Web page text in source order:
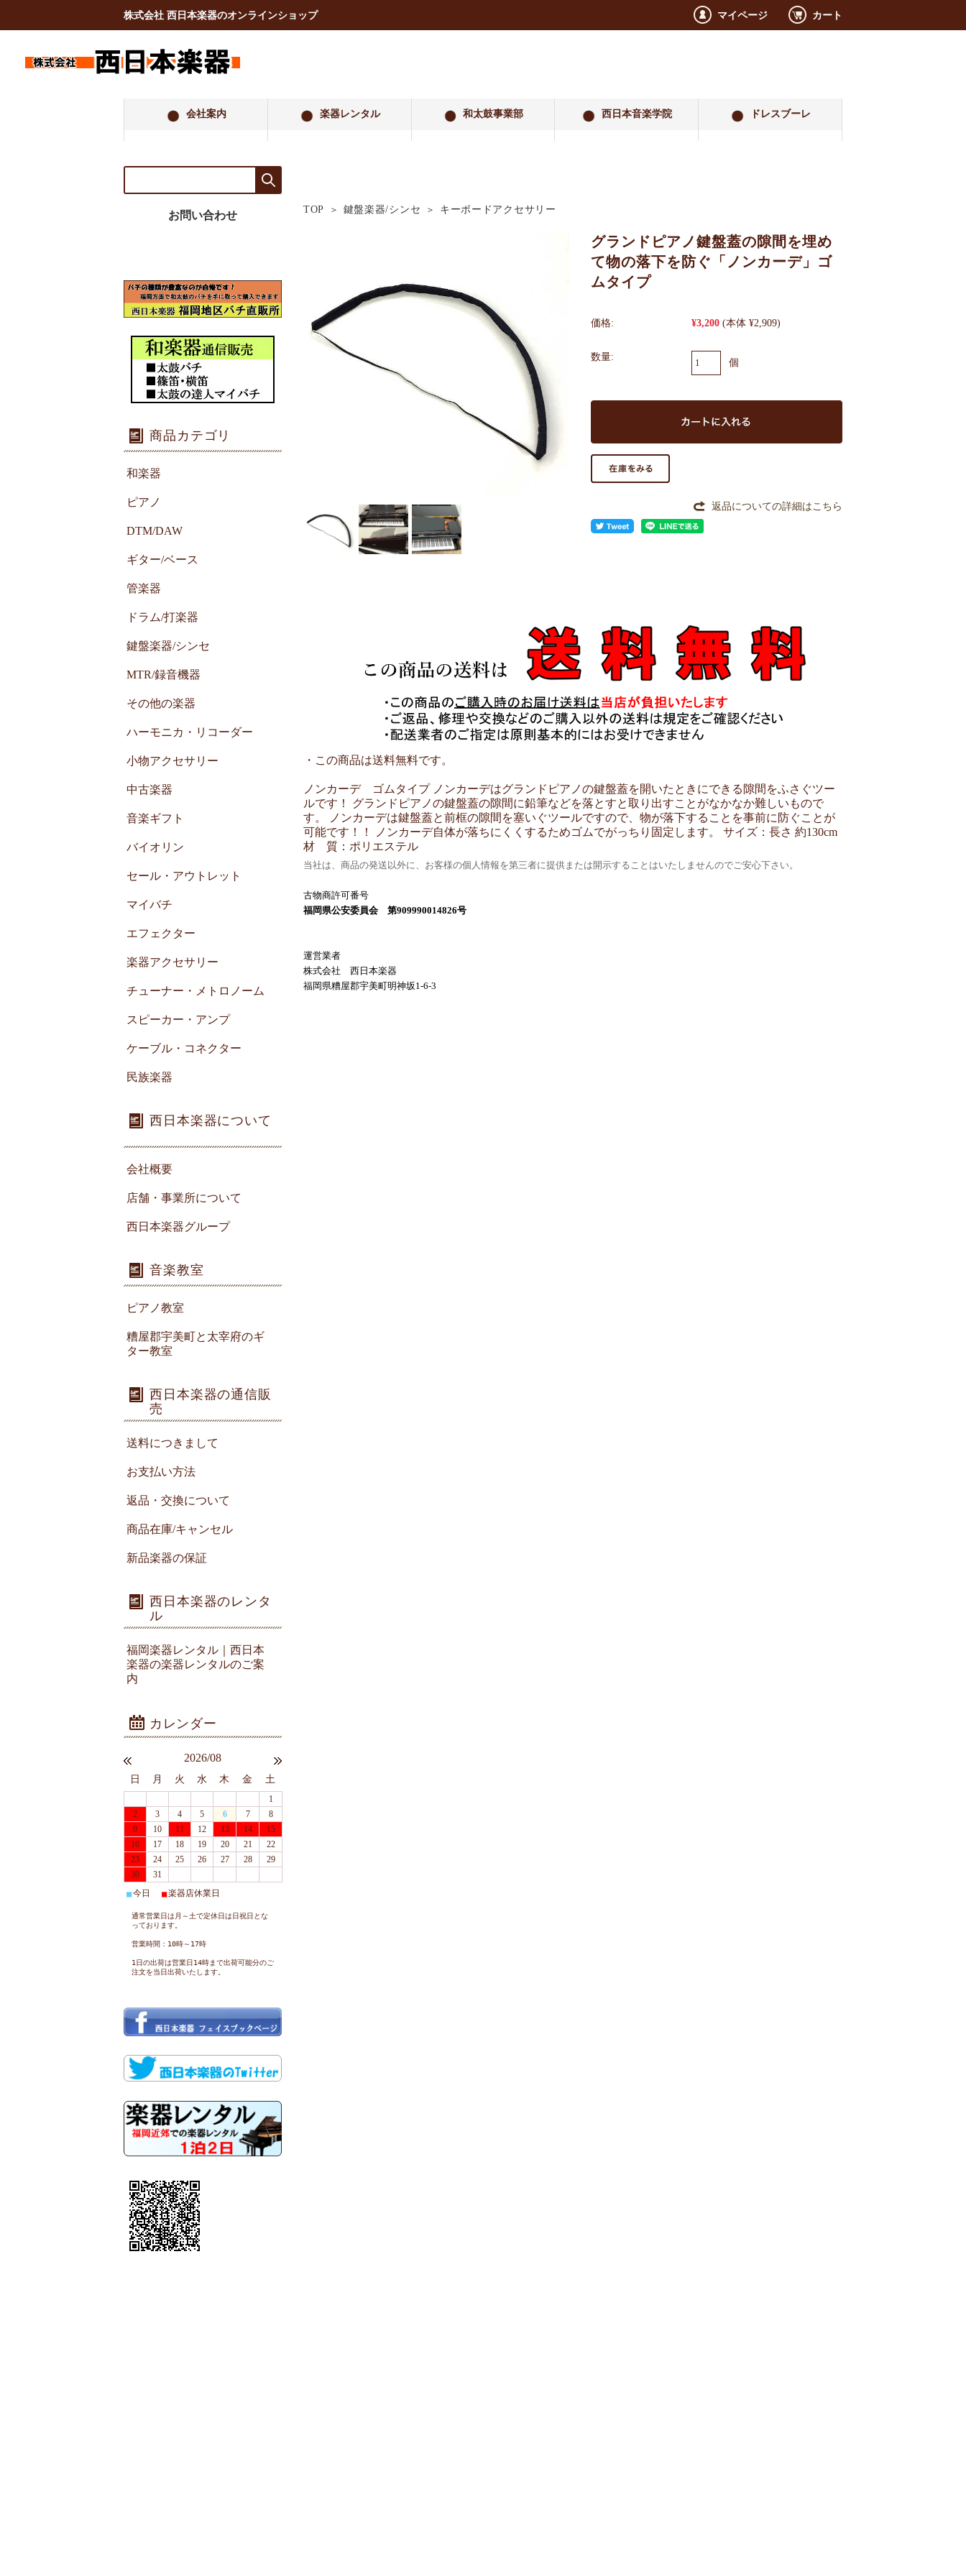
株式会社 西日本楽器のオンラインショップ マイページ カート
会社案内 楽器レンタル 和太鼓事業部 西日本音楽学院 ドレスブーレ
TOP 鍵盤楽器/シンセ キーボードアクセサリー
グランドピアノ鍵盤蓋の隙間を埋め
て物の落下を防ぐ「ノンカーデ」ゴ
ムタイプ
価格: ¥3,200 (本体 ¥2,909)
数量:
個
返品についての詳細はこちら
・この商品は送料無料です。
ノンカーデ ゴムタイプ ノンカーデはグランドピアノの鍵盤蓋を開いたときにできる隙間をふさぐツー
ルです！ グランドピアノの鍵盤蓋の隙間に鉛筆などを落とすと取り出すことがなかなか難しいもので
す。 ノンカーデは鍵盤蓋と前框の隙間を塞いぐツールですので、物が落下することを事前に防ぐことが
可能です！！ ノンカーデ自体が落ちにくくするためゴムでがっちり固定します。 サイズ：長さ 約130cm
材 質：ポリエステル
当社は、商品の発送以外に、お客様の個人情報を第三者に提供または開示することはいたしませんのでご安心下さい。
古物商許可番号
福岡県公安委員会 第909990014826号
運営業者
株式会社 西日本楽器
福岡県糟屋郡宇美町明神坂1-6-3
お問い合わせ
商品カテゴリ
和楽器
ピアノ
DTM/DAW
ギター/ベース
管楽器
ドラム/打楽器
鍵盤楽器/シンセ
MTR/録音機器
その他の楽器
ハーモニカ・リコーダー
小物アクセサリー
中古楽器
音楽ギフト
バイオリン
セール・アウトレット
マイバチ
エフェクター
楽器アクセサリー
チューナー・メトロノーム
スピーカー・アンプ
ケーブル・コネクター
民族楽器
西日本楽器について
会社概要
店舗・事業所について
西日本楽器グループ
音楽教室
ピアノ教室
糟屋郡宇美町と太宰府のギ
ター教室
西日本楽器の通信販
売
送料につきまして
お支払い方法
返品・交換について
商品在庫/キャンセル
新品楽器の保証
西日本楽器のレンタ
ル
福岡楽器レンタル｜西日本
楽器の楽器レンタルのご案
内
2026/08
日 月 火 水 木 金 土
1
2
3 4 5 6 7
8
9
10 11 12 13 14
15
16
17 18 19 20 21
22
23
24 25 26 27 28
29
30
31
■今日 ■楽器店休業日
通常営業日は月～土で定休日は日祝日とな
っております。
営業時間：10時～17時
1日の出荷は営業日14時まで出荷可能分のご
注文を当日出荷いたします。